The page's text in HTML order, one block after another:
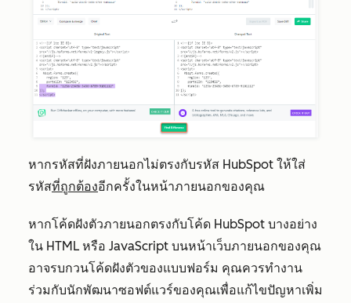
หากรหัสที่ฝังภายนอกไม่ตรงกับรหัส HubSpot ให้ใส่
รหัสที่ถูกต้องอีกครั้งในหน้าภายนอกของคุณ
หากโค้ดฝังตัวภายนอกตรงกับโค้ด HubSpot บางอย่าง
ใน HTML หรือ JavaScript บนหน้าเว็บภายนอกของคุณ
อาจรบกวนโค้ดฝังตัวของแบบฟอร์ม คุณควรทำงาน
ร่วมกับนักพัฒนาซอฟต์แวร์ของคุณเพื่อแก้ไขปัญหาเพิ่ม